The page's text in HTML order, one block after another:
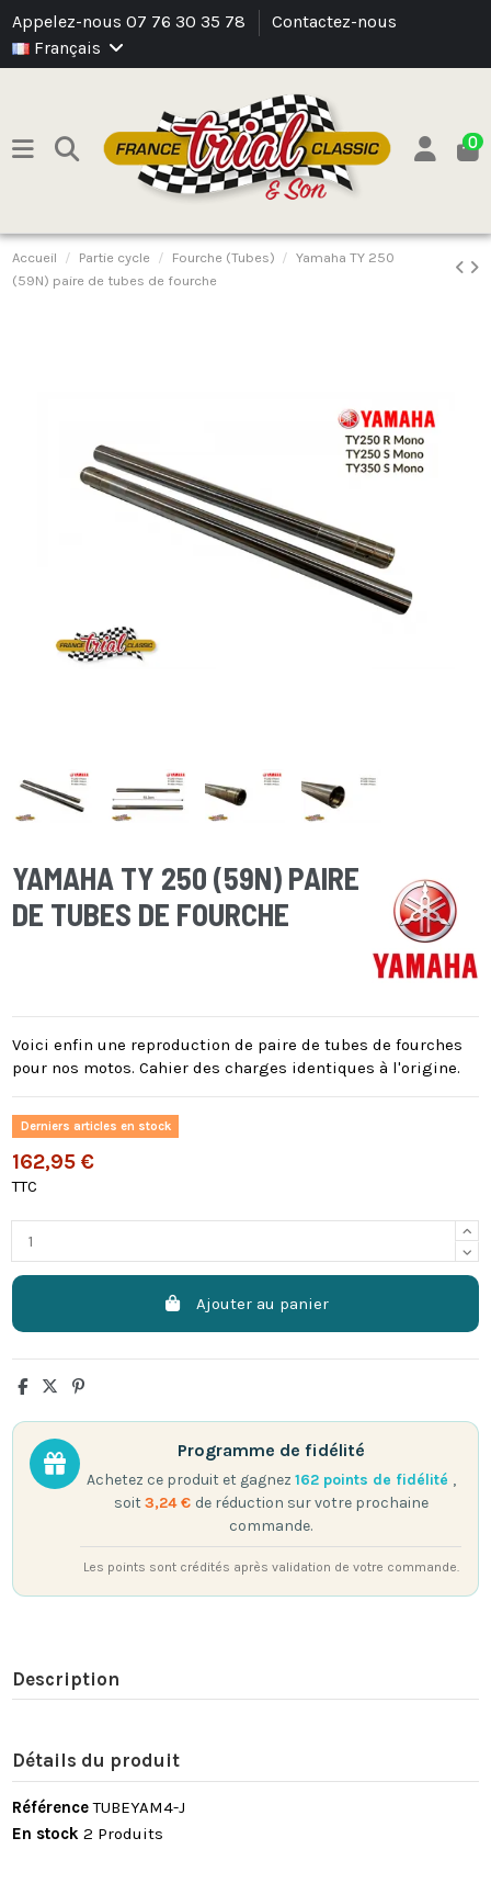
Appelez-nous 07 76 30 35 78
Contactez-nous
Français
0
Accueil Partie cycle Fourche (Tubes)
Yamaha TY 250
(59N) paire de tubes de fourche
YAMAHA TY 250 (59N) PAIRE
DE TUBES DE FOURCHE
Voici enfin une reproduction de paire de tubes de fourches
pour nos motos. Cahier des charges identiques à l'origine.
Derniers articles en stock
162,95 €
TTC
Ajouter au panier
Programme de fidélité
Achetez ce produit et gagnez 162points de fidélité ,
soit 3,24 € de réduction sur votre prochaine
commande.
Les points sont crédités après validation de votre commande.
Description
Détails du produit
Référence TUBEYAM4-J
En stock 2 Produits